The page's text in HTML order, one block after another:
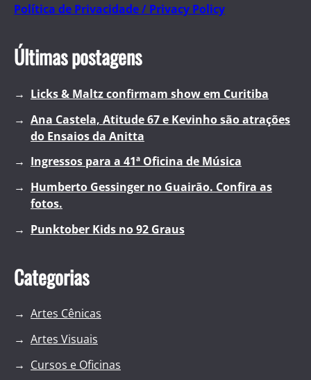
Política de Privacidade / Privacy Policy
Últimas postagens
Licks & Maltz confirmam show em Curitiba
Ana Castela, Atitude 67 e Kevinho são atrações
do Ensaios da Anitta
Ingressos para a 41ª Oficina de Música
Humberto Gessinger no Guairão. Confira as
fotos.
Punktober Kids no 92 Graus
Categorias
Artes Cênicas
Artes Visuais
Cursos e Oficinas